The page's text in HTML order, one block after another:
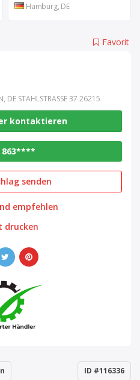
Hamburg, DE
Favorit
DE STAHLSTRASSE 37 26215
kontaktieren
863****
senden
empfehlen
drucken
ID #116336